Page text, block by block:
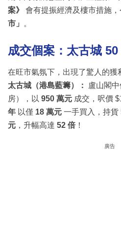
案》
會有提振經濟及樓市措施
市」
。
成交個案：太古城
在旺市氣氛下，出現了驚人的獲
太古城（港島藍籌）：
盧山閣
房），以 950 萬元 成交，呎價
年 以僅 18 萬元 一手買入，持貨
元 ，升幅高達 52 倍！
廣告